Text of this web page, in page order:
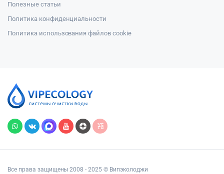
Полезные статьи
Политика конфиденциальности
Политика использования файлов cookie
Все права защищены 2008 - 2025 © Випэколоджи